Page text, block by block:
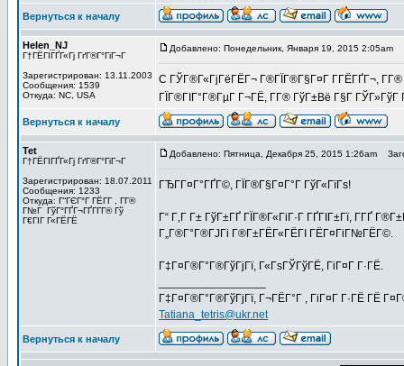
Вернуться к началу
Helen_NJ
Г†ГЁГІГҐГ«Гј ГґГ®Г°ГіГ¬Г
Зарегистрирован: 13.11.2003
Сообщения: 1539
Откуда: NC, USA
Добавлено: Понедельник, Января 19, 2015 2:05am
C ГЎГ®Г«ГјГёГЁГ¬ Г®ГЇГ®Г§Г¤Г Г­ГЁГҐГ¬, Г­Г®
ГЇГ®ГІГ°Г®ГµГ Г¬ГЁ, Г­Г® ГўГ±Вё Г§Г ГЎГ»ГўГ
Вернуться к началу
Tet
Г†ГЁГІГҐГ«Гј ГґГ®Г°ГіГ¬Г
Зарегистрирован: 18.07.2011
Сообщения: 1233
Откуда: Г“ГЄГ°Г ГЁГ­Г , Г­Г®
Г№Г ГўГ°ГҐГ¬ГҐГ­Г­Г® Гў
Г€ГІГ Г«ГЁГЁ
Добавлено: Пятница, Декабря 25, 2015 1:26am
ГЂГ­Г¤Г°ГҐГ©, ГЇГ®Г§Г¤Г°Г ГўГ«ГїГѕ!
Г“ Г‚Г Г± ГўГ±ГҐ ГЇГ®Г«ГіГ·Г ГҐГІГ±Гї, Г­ГҐ
Г„Г®Г°Г®ГЈГі Г®Г±ГЁГ«ГЁГІ ГЁГ¤ГіГ№ГЁГ©.
Г‡Г¤Г®Г°Г®ГўГјГї, Г«ГѕГЎГўГЁ, ГіГ¤Г Г·ГЁ.
Г‡Г¤Г®Г°Г®ГўГјГї, Г¬ГЁГ°Г , ГіГ¤Г Г·ГЁ ГЁ
Tatiana_tetris@ukr.net
Вернуться к началу